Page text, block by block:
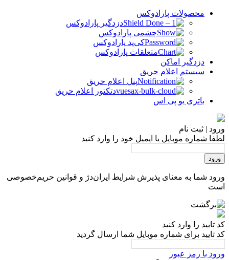
محصولات پارادوکس
دزدگیر پارادوکس
چشمی پارادوکس
کی‌پد پارادوکس
متعلقات پارادوکس
دزدگیر اماکن
سیستم اعلام حریق
پنل اعلام حریق
دتکتور اعلام حریق
باتری یو پی اس
ورود | ثبت نام
لطفا شماره موبایل یا ایمیل خود را وارد کنید
ورود
ورود شما به معنای پذیرش شرایط ایران‌دژ و قوانین حریم‌خصوصی
است
کد تایید را وارد کنید
کد تایید برای شماره موبایل شما ارسال گردید
ورود با رمز عبور